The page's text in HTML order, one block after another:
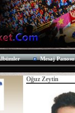
Mesaj Panosu
Oğuz Zeytin